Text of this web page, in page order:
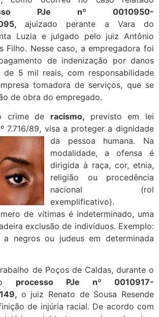
PJe nº 0010950-
ajuizado perante a Vara do
Luzia e julgado pelo juiz Antônio
Filho. Nesse caso, a empregadora foi
de indenização por danos
5 mil reais, com responsabilidade
tomadora de serviços, que se
de obra do empregado.
crime de racismo, previsto em lei
7.716/89, visa a proteger a dignidade
da pessoa humana. Na
modalidade, a ofensa é
dirigida à raça, cor, etnia,
religião ou procedência
nacional (rol
exemplificativo).
de vítimas é indeterminado, uma
exclusão de indivíduos. Exemplo:
a negros ou judeus em determinada
de Poços de Caldas, durante o
processo PJe nº 0010917-
o juiz Renato de Sousa Resende
de injúria racial. De acordo com